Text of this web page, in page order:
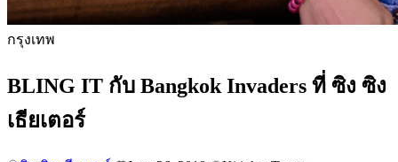
กรุงเทพ
BLING IT กับ Bangkok Invaders ที่ ซิง ซิง
เธียเตอร์